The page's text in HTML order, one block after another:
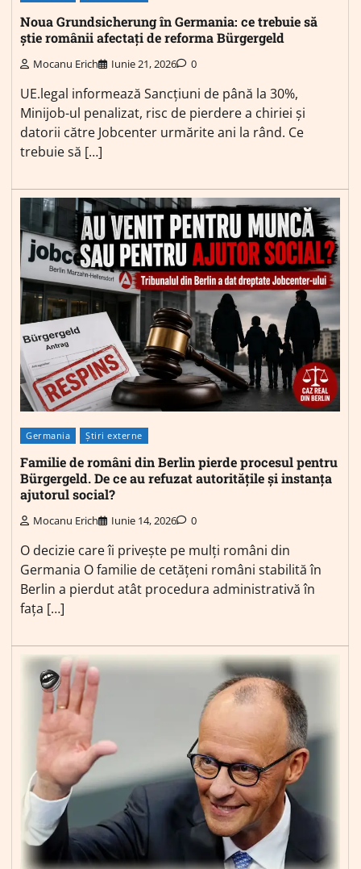
Noua Grundsicherung în Germania: ce trebuie să
știe românii afectați de reforma Bürgergeld
Mocanu Erich Iunie 21, 2026 0
UE.legal informează Sancțiuni de până la 30%,
Minijob-ul penalizat, risc de pierdere a chiriei și
datorii către Jobcenter urmărite ani la rând. Ce
trebuie să […]
Germania Știri externe
Familie de români din Berlin pierde procesul pentru
Bürgergeld. De ce au refuzat autoritățile și instanța
ajutorul social?
Mocanu Erich Iunie 14, 2026 0
O decizie care îi privește pe mulți români din
Germania O familie de cetățeni români stabilită în
Berlin a pierdut atât procedura administrativă în
fața […]